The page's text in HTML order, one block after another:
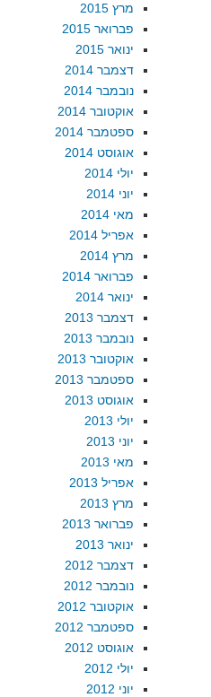
מרץ 2015
פברואר 2015
ינואר 2015
דצמבר 2014
נובמבר 2014
אוקטובר 2014
ספטמבר 2014
אוגוסט 2014
יולי 2014
יוני 2014
מאי 2014
אפריל 2014
מרץ 2014
פברואר 2014
ינואר 2014
דצמבר 2013
נובמבר 2013
אוקטובר 2013
ספטמבר 2013
אוגוסט 2013
יולי 2013
יוני 2013
מאי 2013
אפריל 2013
מרץ 2013
פברואר 2013
ינואר 2013
דצמבר 2012
נובמבר 2012
אוקטובר 2012
ספטמבר 2012
אוגוסט 2012
יולי 2012
יוני 2012